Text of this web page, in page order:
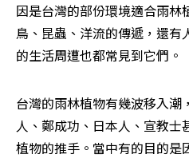
因是台灣的部份環境適合雨
鳥、昆蟲、洋流的傳遞，還有
的生活周遭也都常見到它們。
台灣的雨林植物有幾波移入潮
人、鄭成功、日本人、宣教
植物的推手。當中有的目的是